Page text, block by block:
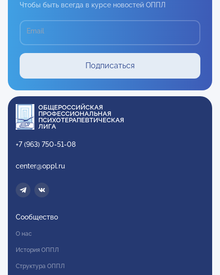
Чтобы быть всегда в курсе новостей ОППЛ
Email
Подписаться
ОБЩЕРОССИЙСКАЯ
ПРОФЕССИОНАЛЬНАЯ
ПСИХОТЕРАПЕВТИЧЕСКАЯ
ЛИГА
+7 (963) 750-51-08
center@oppl.ru
Сообщество
О нас
История ОППЛ
Структура ОППЛ